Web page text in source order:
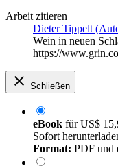
Arbeit zitieren
Dieter Tippelt
Wein in neuen
https://
Schließen
eBook fürUS$
Sofort
Format: PDF und